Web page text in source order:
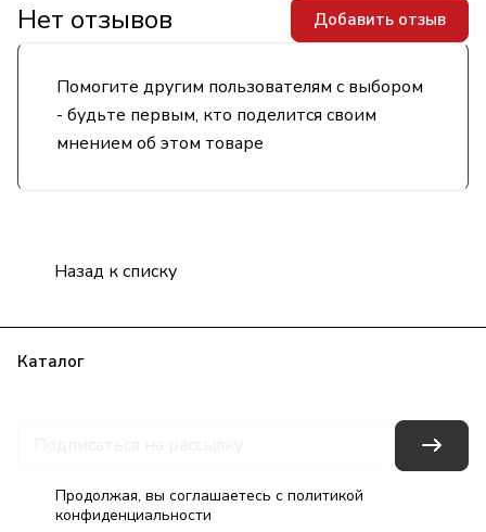
Помогите другим пользователям с выбором
- будьте первым, кто поделится своим
мнением об этом товаре
Нет отзывов Добавить отзыв
Назад к списку
Каталог
Продолжая, вы соглашаетесь с политикой
конфиденциальности